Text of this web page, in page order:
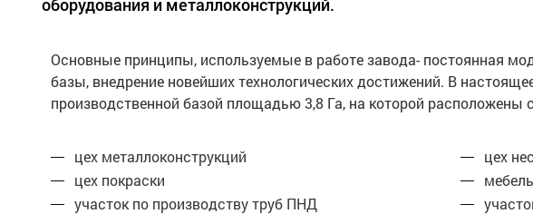
оборудования и металлоконструкций.
Основные принципы, используемые в работе завода- постоянная
базы, внедрение новейших технологических достижений. В
производственной базой площадью 3,8 Га, на которой
цех металлоконструкций
цех
цех покраски
участок по производству труб ПНД